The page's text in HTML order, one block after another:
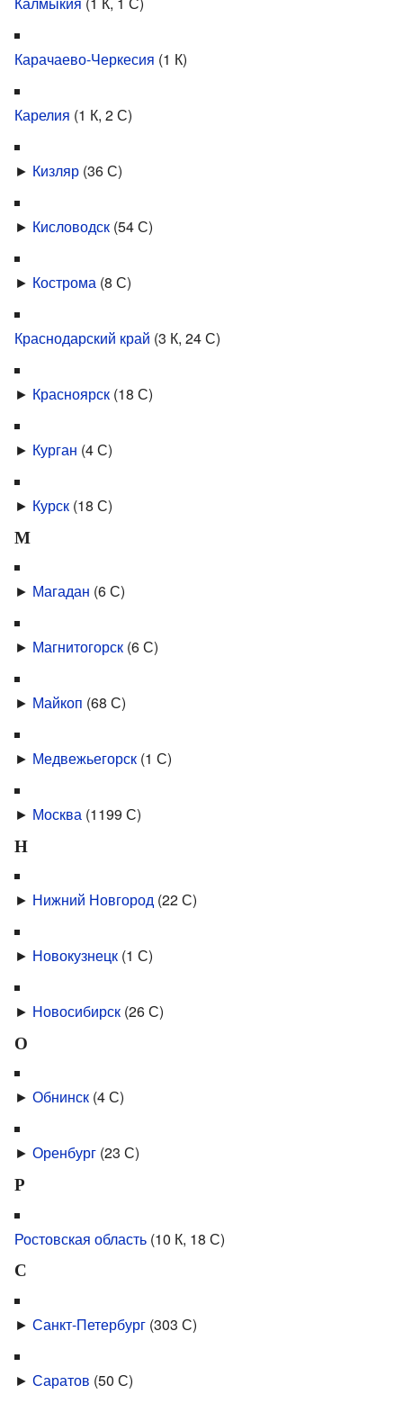
Карачаево-Черкесия (1 К)
Карелия (1 К, 2 С)
► Кизляр (36 С)
► Кисловодск (54 С)
► Кострома (8 С)
Краснодарский край (3 К, 24 С)
► Красноярск (18 С)
► Курган (4 С)
► Курск (18 С)
М
► Магадан (6 С)
► Магнитогорск (6 С)
► Майкоп (68 С)
► Медвежьегорск (1 С)
► Москва (1199 С)
Н
► Нижний Новгород (22 С)
► Новокузнецк (1 С)
► Новосибирск (26 С)
О
► Обнинск (4 С)
► Оренбург (23 С)
Р
Ростовская область (10 К, 18 С)
С
► Санкт-Петербург (303 С)
► Саратов (50 С)